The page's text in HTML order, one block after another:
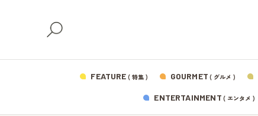
FEATURE ( 特集 ) GOURMET ( グルメ )
ENTERTAINMENT ( エンタメ )